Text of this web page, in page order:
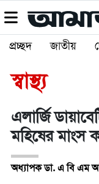
প্রচ্ছদ জাতীয়
স্বাস্থ্য
এলার্জি
মহিষের মাংস
অধ্যাপক ডা. এ বি এম